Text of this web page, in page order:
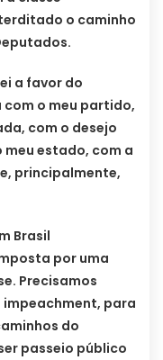
o caminho
a favor do
o meu partido,
com o desejo
estado, com a
principalmente,
Brasil
por uma
Precisamos
para
do
passeio público